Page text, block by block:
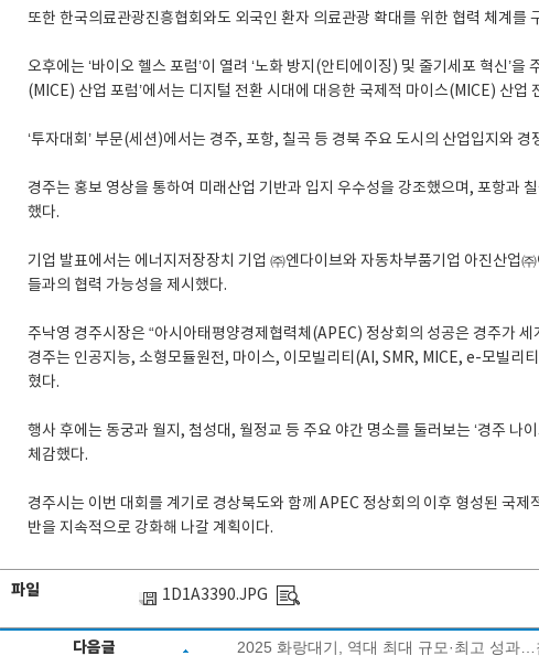
또한 한국의료관광진흥협회와도 외국인 환자 의료관광 확대를 위한 협력 체계를
오후에는 ‘바이오 헬스 포럼’이 열려 ‘노화 방지(안티에이징) 및 줄기세포 혁신’
(MICE) 산업 포럼’에서는 디지털 전환 시대에 대응한 국제적 마이스(MICE) 산업
‘투자대회’ 부문(세션)에서는 경주, 포항, 칠곡 등 경북 주요 도시의 산업입지와 경
경주는 홍보 영상을 통하여 미래산업 기반과 입지 우수성을 강조했으며, 포항과
했다.
기업 발표에서는 에너지저장장치 기업 ㈜엔다이브와 자동차부품기업 아진산업
들과의 협력 가능성을 제시했다.
주낙영 경주시장은 “아시아태평양경제협력체(APEC) 정상회의 성공은 경주가
경주는 인공지능, 소형모듈원전, 마이스, 이모빌리티(AI, SMR, MICE, e-모빌리
혔다.
행사 후에는 동궁과 월지, 첨성대, 월정교 등 주요 야간 명소를 둘러보는 ‘경주 나
체감했다.
경주시는 이번 대회를 계기로 경상북도와 함께 APEC 정상회의 이후 형성된 국제
반을 지속적으로 강화해 나갈 계획이다.
파일 1D1A3390.JPG
다음글 2025 화랑대기, 역대 최대 규모·최고 성과